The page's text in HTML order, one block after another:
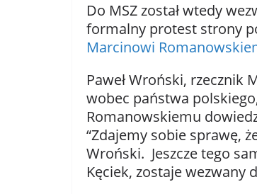
Do MSZ został wtedy
formalny protest strony
Marcinowi
Paweł Wroński, rzecznik
wobec państwa
Romanowskiemu
“Zdajemy sobie sprawę,
Wroński. Jeszcze tego
Kęciek, zostaje